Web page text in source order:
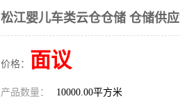
松江婴儿车类云仓仓储 仓储供
价格： 面议
产品数量： 10000.00平方米